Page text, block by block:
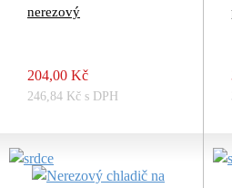
nerezový
204,00 Kč
246,84 Kč s DPH